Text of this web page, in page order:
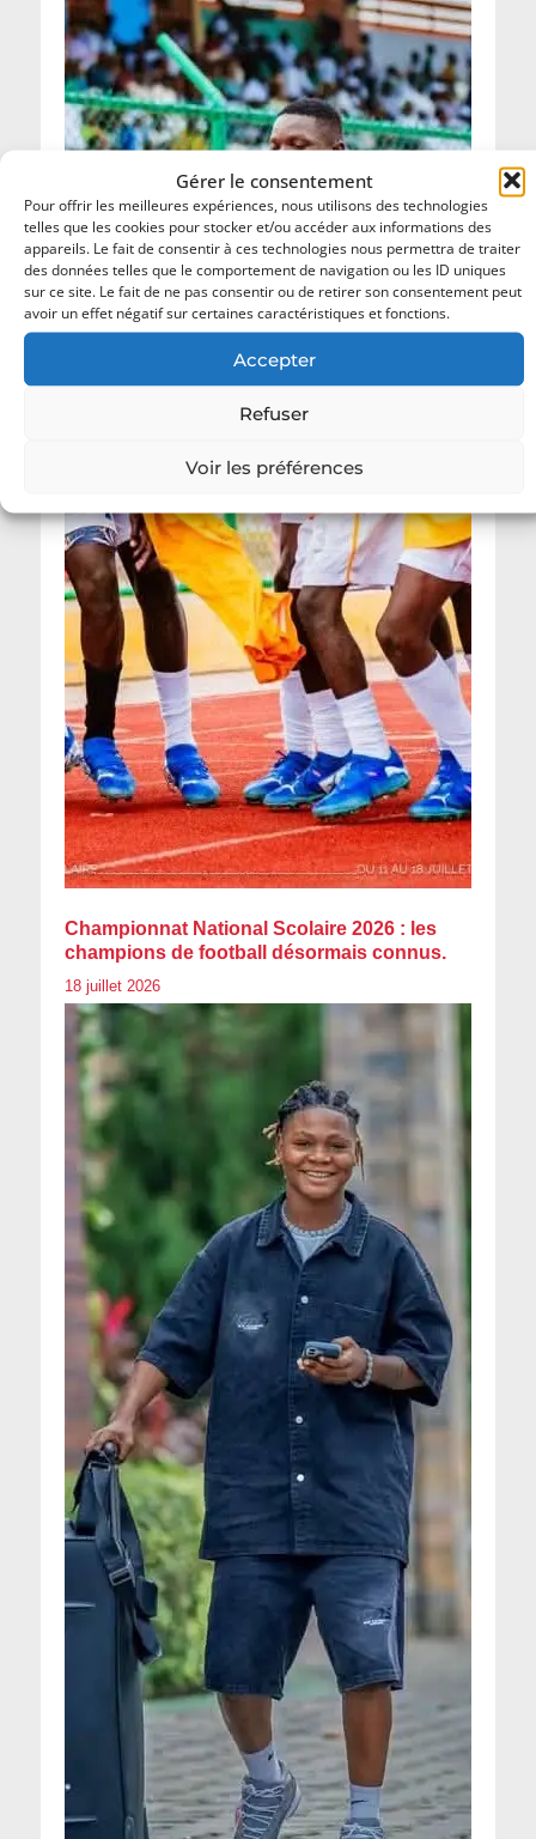
Gérer le consentement
Pour offrir les meilleures expériences, nous utilisons des technologies
telles que les cookies pour stocker et/ou accéder aux informations des
appareils. Le fait de consentir à ces technologies nous permettra de traiter
des données telles que le comportement de navigation ou les ID uniques
sur ce site. Le fait de ne pas consentir ou de retirer son consentement peut
avoir un effet négatif sur certaines caractéristiques et fonctions.
Accepter
Refuser
Voir les préférences
Championnat National Scolaire 2026 : les
champions de football désormais connus.
18 juillet 2026